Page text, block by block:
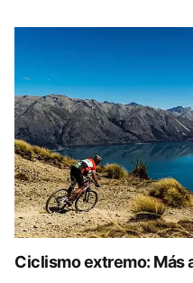
Ciclismo extremo: Más